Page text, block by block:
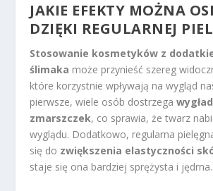
JAKIE EFEKTY MOŻNA
DZIĘKI REGULARNEJ
Stosowanie kosmetyków z
ślimaka może przynieść szereg
które korzystnie wpływają na wygląd
pierwsze, wiele osób dostrzega
zmarszczek, co sprawia, że twarz
wyglądu. Dodatkowo, regularna
się do zwiększenia elastyczności
staje się ona bardziej sprężysta i jędrna.